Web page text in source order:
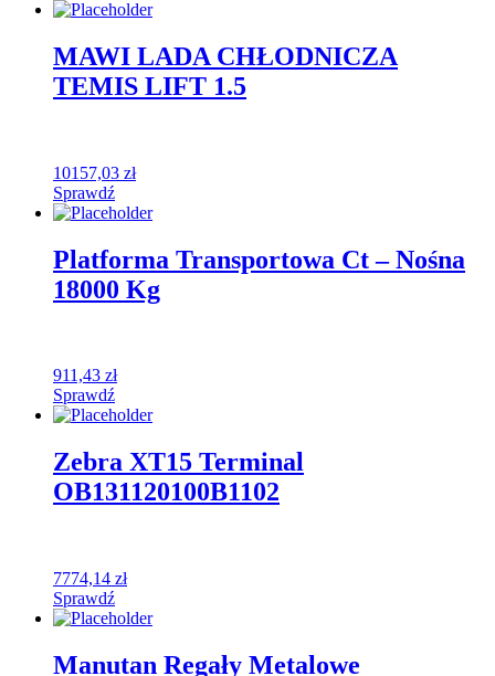
MAWI LADA CHŁODNICZA
TEMIS LIFT 1.5
10157,03 zł
Sprawdź
Platforma Transportowa Ct – Nośna
18000 Kg
911,43 zł
Sprawdź
Zebra XT15 Terminal
OB131120100B1102
7774,14 zł
Sprawdź
Manutan Regały Metalowe